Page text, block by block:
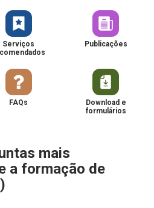
Serviços
Publicações
FAQs
Download e
formulários
mais
a formação de